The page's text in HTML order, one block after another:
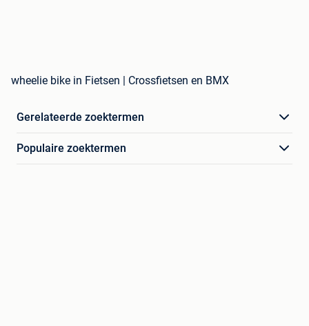
wheelie bike in Fietsen | Crossfietsen en BMX
Gerelateerde zoektermen
Populaire zoektermen